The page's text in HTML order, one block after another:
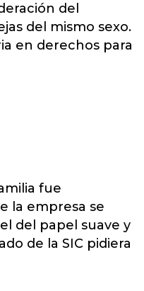
del
del mismo sexo.
en derechos para
fue
la empresa se
del papel suave y
de la SIC pidiera